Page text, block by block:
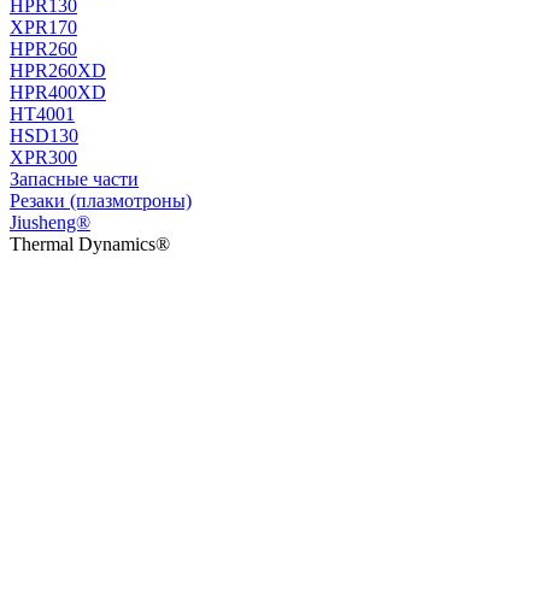
HPR130
XPR170
HPR260
HPR260XD
HPR400XD
HT4001
HSD130
XPR300
Запасные части
Резаки (плазмотроны)
Jiusheng®
Thermal Dynamics®